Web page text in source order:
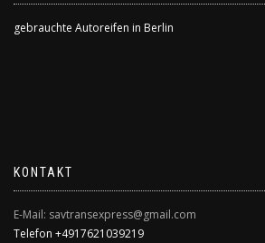
gebrauchte Autoreifen in Berlin
KONTAKT
E-Mail: savtransexpress@gmail.com
Telefon +4917621039219